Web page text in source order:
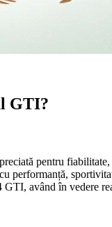
GTI?
pentru
având în vedere